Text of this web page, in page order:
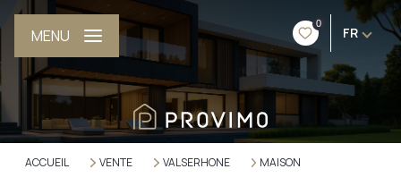
0
FR
MENU
ACCUEIL VENTE VALSERHONE MAISON